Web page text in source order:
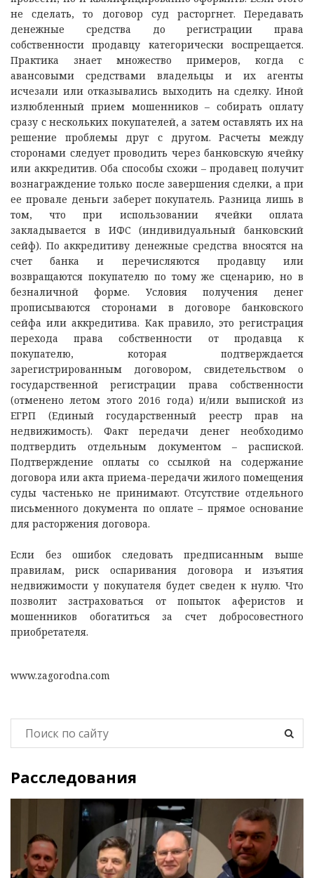
не сделать, то договор суд расторгнет. Передавать
денежные средства до регистрации права
собственности продавцу категорически воспрещается.
Практика знает множество примеров, когда с
авансовыми средствами владельцы и их агенты
исчезали или отказывались выходить на сделку. Иной
излюбленный прием мошенников – собирать оплату
сразу с нескольких покупателей, а затем оставлять их на
решение проблемы друг с другом. Расчеты между
сторонами следует проводить через банковскую ячейку
или аккредитив. Оба способы схожи – продавец получит
вознаграждение только после завершения сделки, а при
ее провале деньги заберет покупатель. Разница лишь в
том, что при использовании ячейки оплата
закладывается в ИФС (индивидуальный банковский
сейф). По аккредитиву денежные средства вносятся на
счет банка и перечисляются продавцу или
возвращаются покупателю по тому же сценарию, но в
безналичной форме. Условия получения денег
прописываются сторонами в договоре банковского
сейфа или аккредитива. Как правило, это регистрация
перехода права собственности от продавца к
покупателю, которая подтверждается
зарегистрированным договором, свидетельством о
государственной регистрации права собственности
(отменено летом этого 2016 года) и/или выпиской из
ЕГРП (Единый государственный реестр прав на
недвижимость). Факт передачи денег необходимо
подтвердить отдельным документом – распиской.
Подтверждение оплаты со ссылкой на содержание
договора или акта приема-передачи жилого помещения
суды частенько не принимают. Отсутствие отдельного
письменного документа по оплате – прямое основание
для расторжения договора.
Если без ошибок следовать предписанным выше
правилам, риск оспаривания договора и изъятия
недвижимости у покупателя будет сведен к нулю. Что
позволит застраховаться от попыток аферистов и
мошенников обогатиться за счет добросовестного
приобретателя.
www.zagorodna.com
Расследования